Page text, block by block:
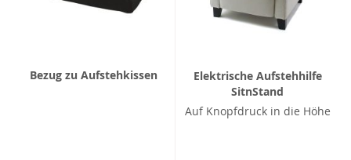
Bezug zu Aufstehkissen
Elektrische Aufstehhilfe
SitnStand
Auf Knopfdruck in die Höhe